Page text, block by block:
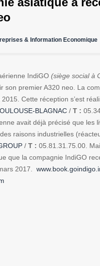
& Information Economique
IndiGO (siège social à
son premier A320 neo. La
Cette réception s’est
BLAGNAC / T :
avait déjà précisé que les
raisons industrielles
/ T : 05.81.31.75.00.
que la compagnie IndiGO
2017.